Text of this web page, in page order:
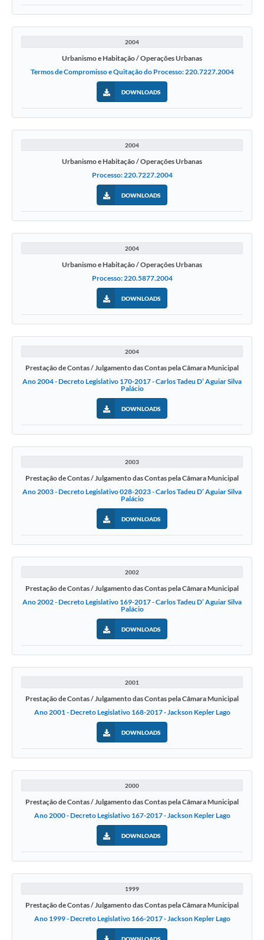
2004
Urbanismo e Habitação / Operações Urbanas
Termos de Compromisso e Quitação do Processo: 220.7227.2004
DOWNLOADS
2004
Urbanismo e Habitação / Operações Urbanas
Processo: 220.7227.2004
DOWNLOADS
2004
Urbanismo e Habitação / Operações Urbanas
Processo: 220.5877.2004
DOWNLOADS
2004
Prestação de Contas / Julgamento das Contas pela Câmara Municipal
Ano 2004 - Decreto Legislativo 170-2017 - Carlos Tadeu D’ Aguiar Silva
Palácio
DOWNLOADS
2003
Prestação de Contas / Julgamento das Contas pela Câmara Municipal
Ano 2003 - Decreto Legislativo 028-2023 - Carlos Tadeu D’ Aguiar Silva
Palácio
DOWNLOADS
2002
Prestação de Contas / Julgamento das Contas pela Câmara Municipal
Ano 2002 - Decreto Legislativo 169-2017 - Carlos Tadeu D’ Aguiar Silva
Palácio
DOWNLOADS
2001
Prestação de Contas / Julgamento das Contas pela Câmara Municipal
Ano 2001 - Decreto Legislativo 168-2017 - Jackson Kepler Lago
DOWNLOADS
2000
Prestação de Contas / Julgamento das Contas pela Câmara Municipal
Ano 2000 - Decreto Legislativo 167-2017 - Jackson Kepler Lago
DOWNLOADS
1999
Prestação de Contas / Julgamento das Contas pela Câmara Municipal
Ano 1999 - Decreto Legislativo 166-2017 - Jackson Kepler Lago